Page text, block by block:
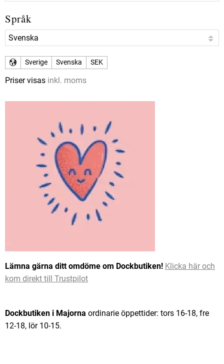
Språk
Sverige Svenska SEK
Priser visas inkl. moms
Lämna gärna ditt omdöme om Dockbutiken! Klicka här och
kom direkt till Trustpilot
Dockbutiken i Majorna ordinarie öppettider: tors 16-18, fre
12-18, lör 10-15.